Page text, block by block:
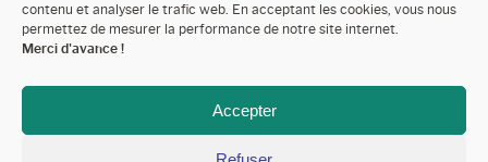
contenu et analyser le trafic web. En acceptant les cookies, vous nous
permettez de mesurer la performance de notre site internet.
Merci d'avance !
Accepter
Politique de confidentialité
Espace pro’